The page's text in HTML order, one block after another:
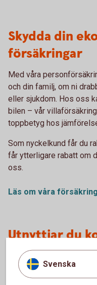
Skydda din
försäkringar
Med våra
och din familj, om ni
eller sjukdom. Hos oss
bilen – vår
toppbetyg hos
Som nyckelkund får du
får ytterligare rabatt om
oss.
Läs om våra
Utnyttjar du
Du vet väl att det ingår
Svenska